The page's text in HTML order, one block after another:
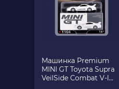
Машинка Premium
MINI GT Toyota Supra
VeilSide Combat V-I